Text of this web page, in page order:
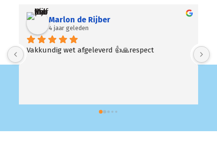
Mir
4 jaar geleden
Altijd snel beschikbaar en goede prijzen!